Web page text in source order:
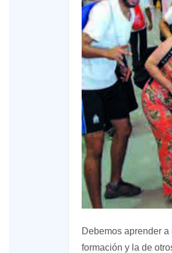
Debemos aprender
formación y la de